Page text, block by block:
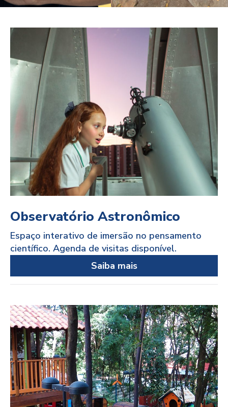
Sejam bem-vindos
ao Doró!
Nosso lugar de paz e
compromisso com o presente!
Observatório Astronômico
Espaço interativo de imersão no pensamento
científico. Agenda de visitas disponível.
Saiba mais